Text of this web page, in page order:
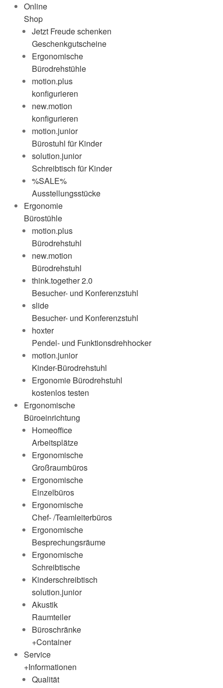
Online
Shop
Jetzt Freude schenken
Geschenkgutscheine
Ergonomische
Bürodrehstühle
motion.plus
konfigurieren
new.motion
konfigurieren
motion.junior
Bürostuhl für Kinder
solution.junior
Schreibtisch für Kinder
%SALE%
Ausstellungsstücke
Ergonomie
Bürostühle
motion.plus
Bürodrehstuhl
new.motion
Bürodrehstuhl
think.together 2.0
Besucher- und Konferenzstuhl
slide
Besucher- und Konferenzstuhl
hoxter
Pendel- und Funktionsdrehhocker
motion.junior
Kinder-Bürodrehstuhl
Ergonomie Bürodrehstuhl
kostenlos testen
Ergonomische
Büroeinrichtung
Homeoffice
Arbeitsplätze
Ergonomische
Großraumbüros
Ergonomische
Einzelbüros
Ergonomische
Chef- /Teamleiterbüros
Ergonomische
Besprechungsräume
Ergonomische
Schreibtische
Kinderschreibtisch
solution.junior
Akustik
Raumteiler
Büroschränke
+Container
Service
+Informationen
Qualität